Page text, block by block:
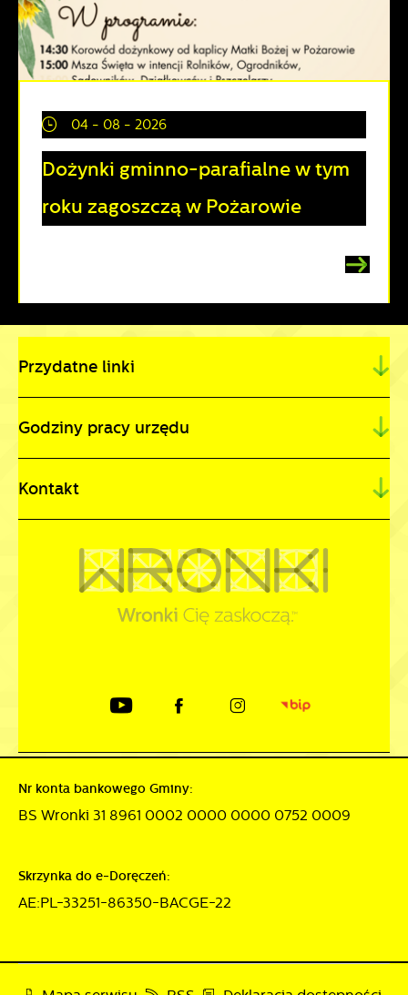
04 - 08 - 2026
Dożynki gminno-parafialne w tym
roku zagoszczą w Pożarowie
Przydatne linki
Godziny pracy urzędu
Kontakt
Nr konta bankowego Gminy:
BS Wronki 31 8961 0002 0000 0000 0752 0009
Skrzynka do e-Doręczeń:
AE:PL-33251-86350-BACGE-22